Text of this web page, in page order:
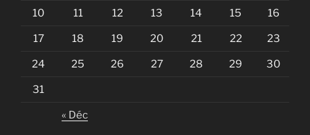
10 11 12 13 14 15 16
17 18 19 20 21 22 23
24 25 26 27 28 29 30
31
« Déc